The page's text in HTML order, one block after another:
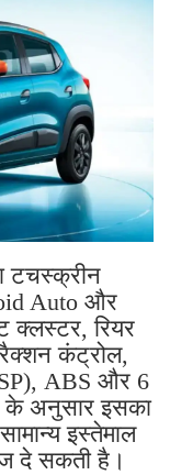
टचस्क्रीन
Auto और
क्लस्टर, रियर
कंट्रोल,
ABS और 6
के अनुसार इसका
इस्तेमाल
दे सकती है।